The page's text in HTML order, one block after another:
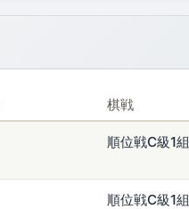
棋戦
順位戦C級1組
順位戦C級1組